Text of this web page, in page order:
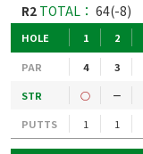
R2 TOTAL： 64(-8)
HOLE 1 2
PAR 4 3
STR
○ －
PUTTS
1 1